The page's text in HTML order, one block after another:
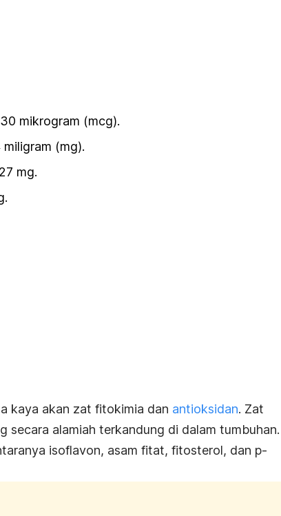
mikrogram (mcg).
(mg).
mg.
kaya akan zat fitokimia dan antioksidan. Zat
alamiah terkandung di dalam tumbuhan.
isoflavon, asam fitat, fitosterol, dan p-